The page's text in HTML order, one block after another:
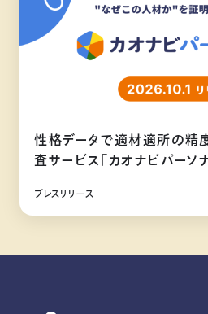
性格データで適材適所の精
査サービス「カオナビパーソ
プレスリリース